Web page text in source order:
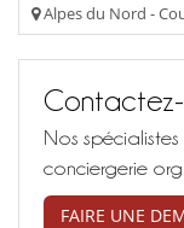
Alpes du Nord -
Contactez-
Nos
conciergerie
FAIRE UNE